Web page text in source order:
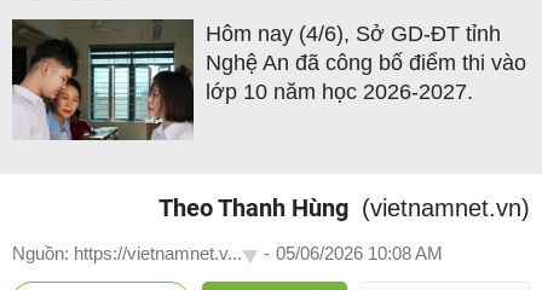
Hôm nay (4/6), Sở GD-ĐT tỉnh
Nghệ An đã công bố điểm thi vào
lớp 10 năm học 2026-2027.
Theo Thanh Hùng (vietnamnet.vn)
Nguồn: https://vietnamnet.v... - 05/06/2026 10:08 AM